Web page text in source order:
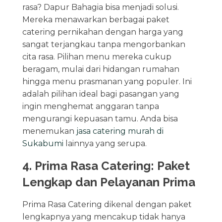
rasa? Dapur Bahagia bisa menjadi solusi.
Mereka menawarkan berbagai paket
catering pernikahan dengan harga yang
sangat terjangkau tanpa mengorbankan
cita rasa. Pilihan menu mereka cukup
beragam, mulai dari hidangan rumahan
hingga menu prasmanan yang populer. Ini
adalah pilihan ideal bagi pasangan yang
ingin menghemat anggaran tanpa
mengurangi kepuasan tamu. Anda bisa
menemukan jasa catering murah di
Sukabumi lainnya yang serupa.
4. Prima Rasa Catering: Paket
Lengkap dan Pelayanan Prima
Prima Rasa Catering dikenal dengan paket
lengkapnya yang mencakup tidak hanya